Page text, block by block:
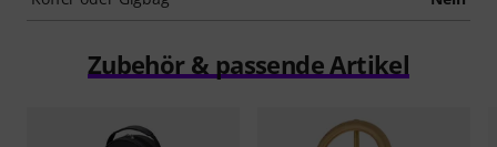
Zubehör & passende Artikel